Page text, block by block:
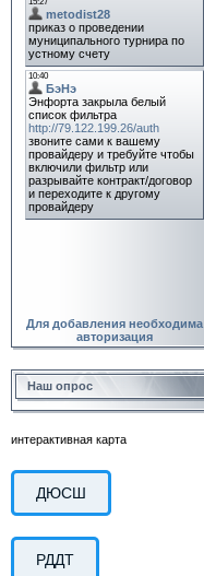
Для добавления необходима
авторизация
Наш опрос
интерактивная карта
ДЮСШ
РДДТ